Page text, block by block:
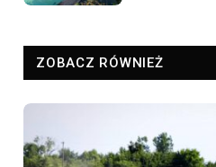
ZOBACZ RÓWNIEŻ